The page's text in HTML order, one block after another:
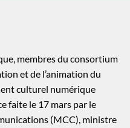
membres du consortium
et de l’animation du
culturel numérique
faite le 17 mars par le
(MCC), ministre